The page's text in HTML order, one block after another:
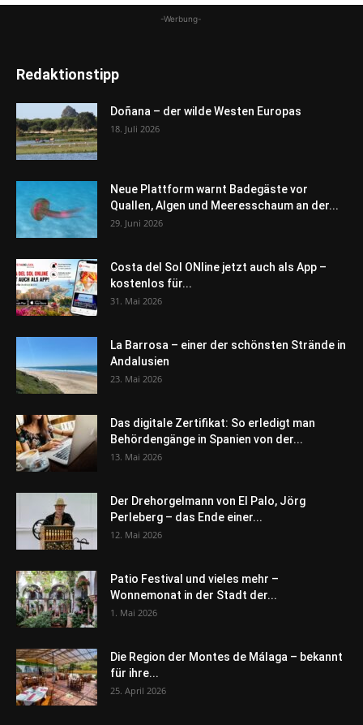
-Werbung-
Redaktionstipp
Doñana – der wilde Westen Europas
18. Juli 2026
Neue Plattform warnt Badegäste vor
Quallen, Algen und Meeresschaum an der...
29. Juni 2026
Costa del Sol ONline jetzt auch als App –
kostenlos für...
31. Mai 2026
La Barrosa – einer der schönsten Strände in
Andalusien
23. Mai 2026
Das digitale Zertifikat: So erledigt man
Behördengänge in Spanien von der...
13. Mai 2026
Der Drehorgelmann von El Palo, Jörg
Perleberg – das Ende einer...
12. Mai 2026
Patio Festival und vieles mehr –
Wonnemonat in der Stadt der...
1. Mai 2026
Die Region der Montes de Málaga – bekannt
für ihre...
25. April 2026